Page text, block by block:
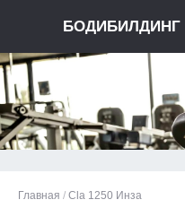
БОДИБИЛДИНГ
Главная / Cla 1250 Инза